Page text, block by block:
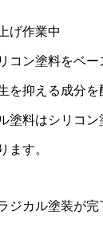
げ作業中
コン塗料をベ
を抑える成分を
塗料はシリコン
ます。
ジカル塗装が完